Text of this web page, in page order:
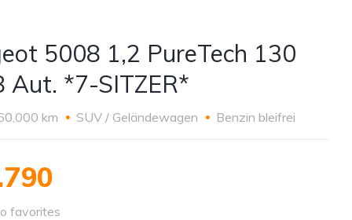
5008 1,2 PureTech 130
Aut. *7-SITZER*
km SUV / Geländewagen Benzin bleifrei
favorites